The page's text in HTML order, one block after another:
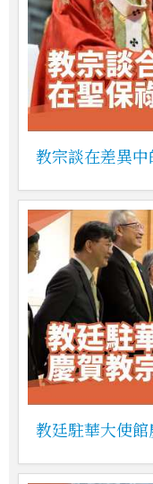
教宗談在差異
教廷駐華大使